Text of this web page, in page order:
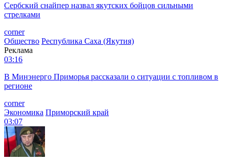
Сербский снайпер назвал якутских бойцов сильными
стрелками
corner
Общество Республика Саха (Якутия)
Реклама
03:16
В Минэнерго Приморья рассказали о ситуации с топливом в
регионе
corner
Экономика Приморский край
03:07